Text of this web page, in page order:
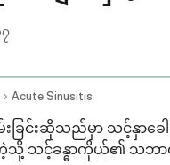
၇
Acute Sinusitis
းခြင်းဆိုသည်မှာ သင့်နှာ
သို့ သင့်ခန္ဓာကိုယ်၏ သဘာ